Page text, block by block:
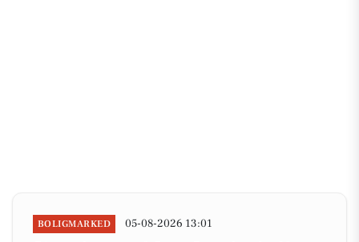
BOLIGMARKED 05-08-2026 13:01